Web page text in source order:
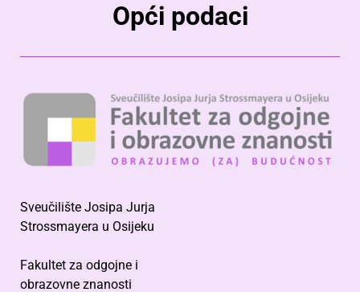
Opći podaci
Sveučilište Josipa Jurja
Strossmayera u Osijeku
Fakultet za odgojne i
obrazovne znanosti